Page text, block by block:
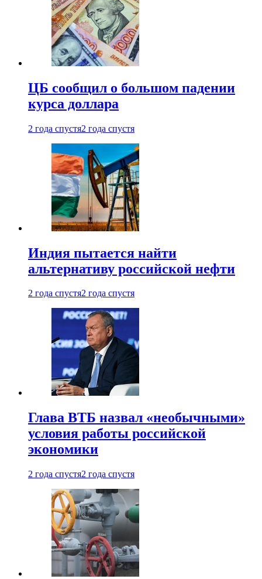
ЦБ сообщил о большом падении
курса доллара
2 года спустя2 года спустя
Индия пытается найти
альтернативу российской нефти
2 года спустя2 года спустя
Глава ВТБ назвал «необычными»
условия работы российской
экономики
2 года спустя2 года спустя